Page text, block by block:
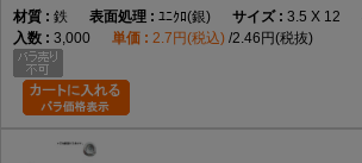
鉄
ﾕﾆｸﾛ(銀) 3.5 X 12
3,000
2.7円(税込) 2.46円(税抜)